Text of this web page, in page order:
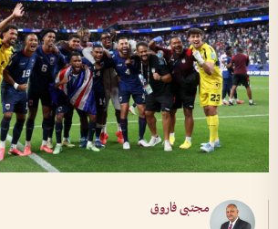
مجتبى فاروق